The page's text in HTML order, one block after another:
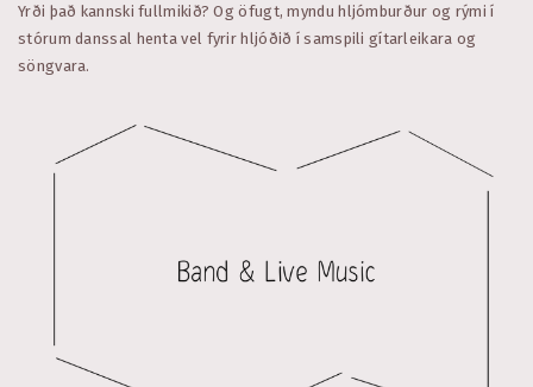
Yrði það kannski fullmikið? Og öfugt, myndu hljómburður og rými í
stórum danssal henta vel fyrir hljóðið í samspili gítarleikara og
söngvara.